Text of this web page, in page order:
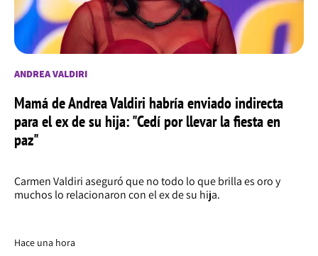
ANDREA VALDIRI
Mamá de Andrea Valdiri habría enviado indirecta
para el ex de su hija: "Cedí por llevar la fiesta en
paz"
Carmen Valdiri aseguró que no todo lo que brilla es oro y
muchos lo relacionaron con el ex de su hija.
Hace una hora